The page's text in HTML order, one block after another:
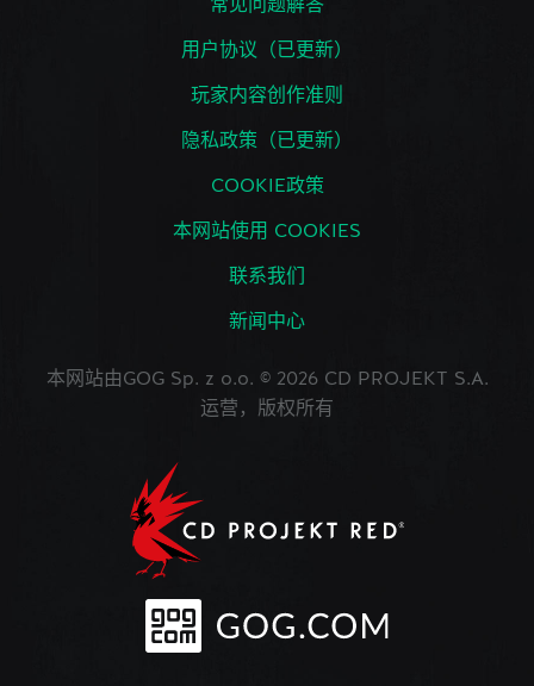
常见问题解答
用户协议（已更新）
玩家内容创作准则
隐私政策（已更新）
COOKIE政策
本网站使用 COOKIES
联系我们
新闻中心
本网站由GOG Sp. z o.o. © 2026 CD PROJEKT S.A.
运营，版权所有